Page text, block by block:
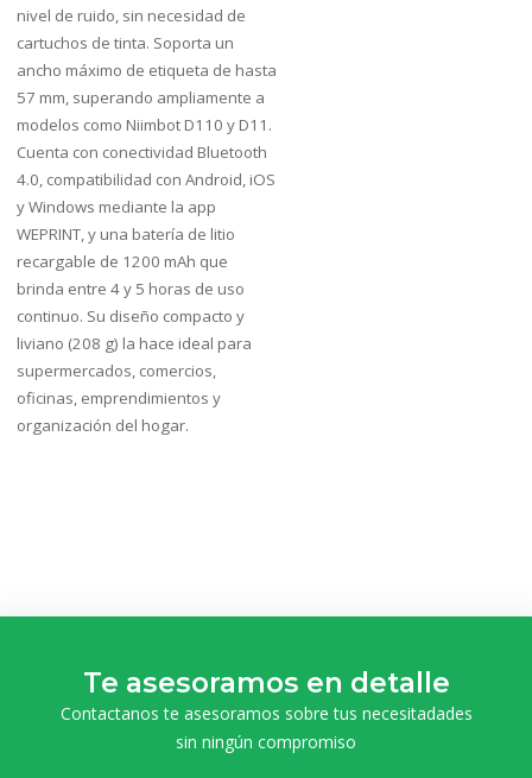
nivel de ruido, sin necesidad de
cartuchos de tinta. Soporta un
ancho máximo de etiqueta de hasta
57 mm, superando ampliamente a
modelos como Niimbot D110 y D11.
Cuenta con conectividad Bluetooth
4.0, compatibilidad con Android, iOS
y Windows mediante la app
WEPRINT, y una batería de litio
recargable de 1200 mAh que
brinda entre 4 y 5 horas de uso
continuo. Su diseño compacto y
liviano (208 g) la hace ideal para
supermercados, comercios,
oficinas, emprendimientos y
organización del hogar.
Te asesoramos en detalle
Contactanos te asesoramos sobre tus necesitadades
sin ningún compromiso